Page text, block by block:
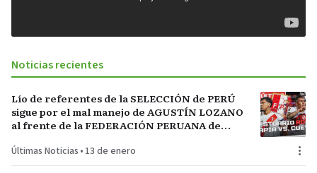
Noticias recientes
Lío de referentes de la SELECCIÓN de PERÚ
sigue por el mal manejo de AGUSTÍN LOZANO
al frente de la FEDERACIÓN PERUANA de
Últimas Noticias • 13 de enero